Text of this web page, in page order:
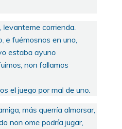
corrienda.
e fuémosnos en uno,
estaba ayuno
non fallamos
el juego por mal de uno.
más querría almorsar,
non ome podría jugar,